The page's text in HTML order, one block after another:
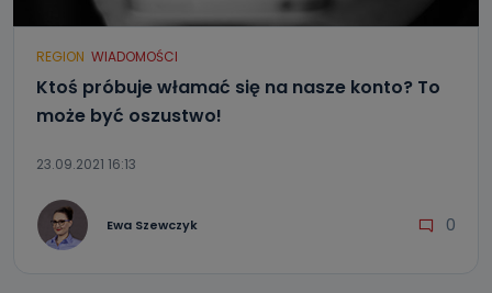
REGION WIADOMOŚCI
Ktoś próbuje włamać się na nasze konto? To
może być oszustwo!
23.09.2021 16:13
Ewa Szewczyk 0